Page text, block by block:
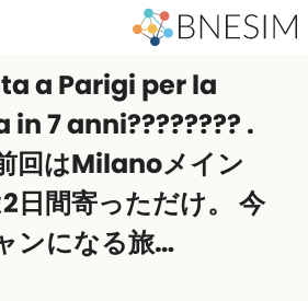
a Parigi per la
7 anni???????? .
回はMilanoメイン
日間寄っただけ。 今
ンになる旅…